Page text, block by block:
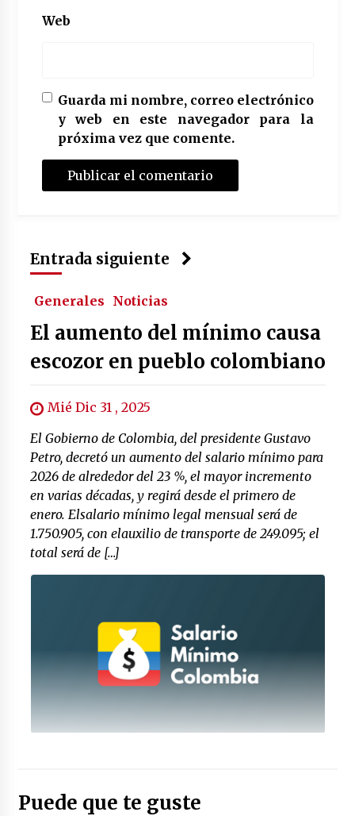
Web
Guarda mi nombre, correo electrónico
y web en este navegador para la
próxima vez que comente.
Entrada siguiente
Generales Noticias
El aumento del mínimo causa
escozor en pueblo colombiano
Mié Dic 31 , 2025
El Gobierno de Colombia, del presidente Gustavo
Petro, decretó un aumento del salario mínimo para
2026 de alrededor del 23 %, el mayor incremento
en varias décadas, y regirá desde el primero de
enero. Elsalario mínimo legal mensual será de
1.750.905, con elauxilio de transporte de 249.095; el
total será de […]
Puede que te guste